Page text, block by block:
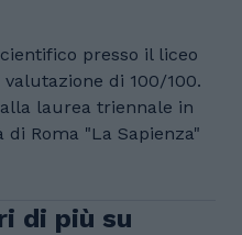
presso il liceo
di 100/100.
laurea triennale in
Roma "La Sapienza"
di più su